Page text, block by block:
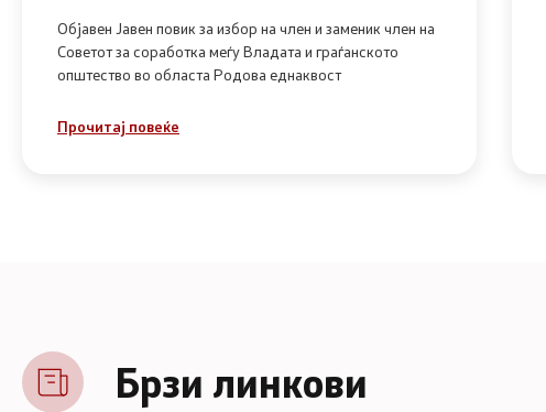
граѓанското општество во областа
Родова еднаквост
Објавен Јавен повик за избор на член и заменик член на
Советот за соработка меѓу Владата и граѓанското
општество во областа Родова еднаквост
Прочитај повеќе
Брзи линкови